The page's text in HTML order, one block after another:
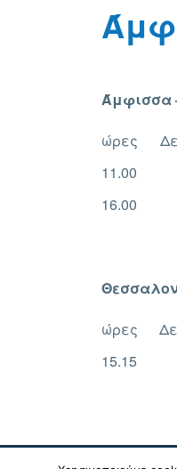
Άμφισσα
ώρες
11.00
16.00
ώρες
15.15